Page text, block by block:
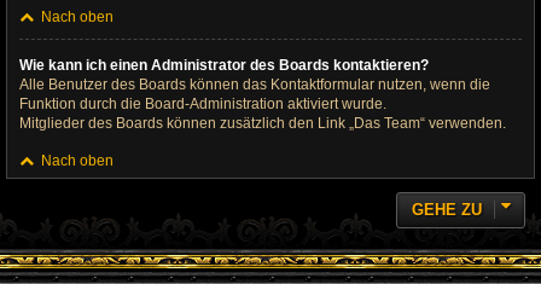
Nach oben
Wie kann ich einen Administrator des Boards kontaktieren?
Alle Benutzer des Boards können das Kontaktformular nutzen, wenn die
Funktion durch die Board-Administration aktiviert wurde.
Mitglieder des Boards können zusätzlich den Link „Das Team“ verwenden.
Nach oben
GEHE ZU